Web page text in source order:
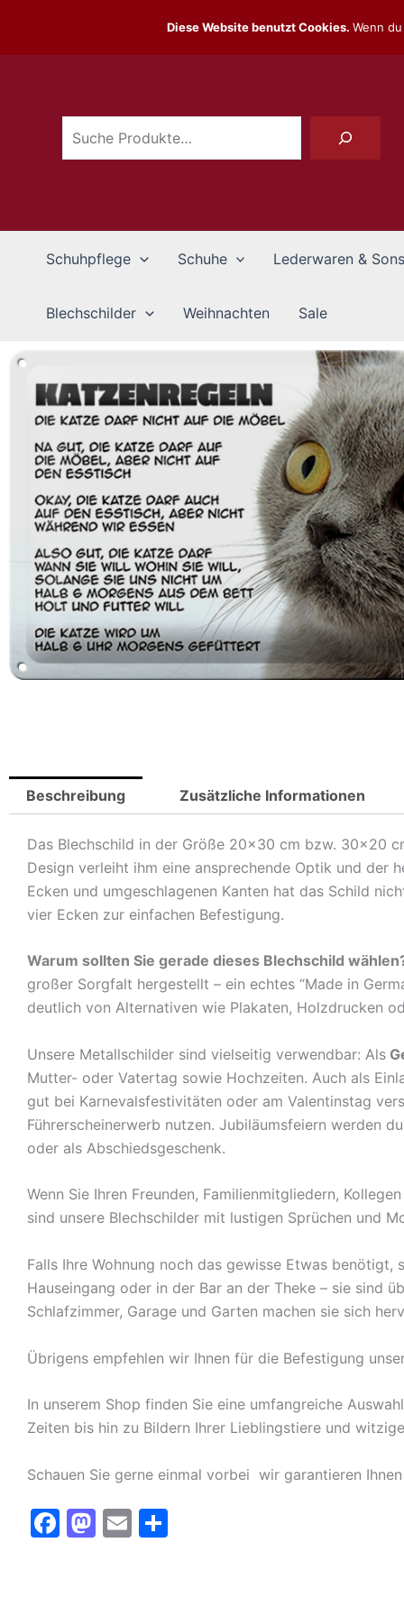
springen Suchen
Schuhpflege Schuhe Lederwaren &
Blechschilder Weihnachten Sale
Beschreibung Zusätzliche Informationen
Das Blechschild in der Größe 20×30 cm bzw. 30×20
Design verleiht ihm eine ansprechende Optik und der
Ecken und umgeschlagenen Kanten hat das Schild
vier Ecken zur einfachen Befestigung.
Warum sollten Sie gerade dieses Blechschild
großer Sorgfalt hergestellt – ein echtes “Made in
deutlich von Alternativen wie Plakaten, Holzdrucken
Unsere Metallschilder sind vielseitig verwendbar: Als
Mutter- oder Vatertag sowie Hochzeiten. Auch als
gut bei Karnevalsfestivitäten oder am Valentinstag
Führerscheinerwerb nutzen. Jubiläumsfeiern werden
oder als Abschiedsgeschenk.
Wenn Sie Ihren Freunden, Familienmitgliedern,
sind unsere Blechschilder mit lustigen Sprüchen und
Falls Ihre Wohnung noch das gewisse Etwas benötigt,
Hauseingang oder in der Bar an der Theke – sie sind
Schlafzimmer, Garage und Garten machen sie sich
Übrigens empfehlen wir Ihnen für die Befestigung
In unserem Shop finden Sie eine umfangreiche
Zeiten bis hin zu Bildern Ihrer Lieblingstiere und
Schauen Sie gerne einmal vorbei  wir garantieren
F
M E
Diese Website benutzt Cookies. Wenn